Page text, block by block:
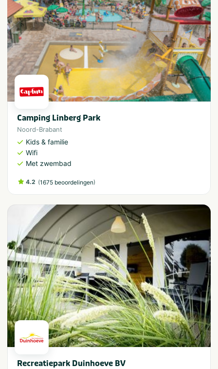
Camping Linberg Park
Noord-Brabant
Kids & familie
Wifi
Met zwembad
4.2 (1675 beoordelingen)
Recreatiepark Duinhoeve BV